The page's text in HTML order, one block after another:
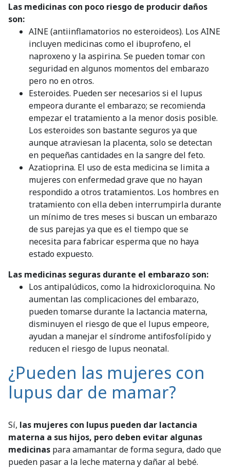
Las medicinas con poco riesgo de producir daños
son:
AINE (antiinflamatorios no esteroideos). Los AINE
incluyen medicinas como el ibuprofeno, el
naproxeno y la aspirina. Se pueden tomar con
seguridad en algunos momentos del embarazo
pero no en otros.
Esteroides. Pueden ser necesarios si el lupus
empeora durante el embarazo; se recomienda
empezar el tratamiento a la menor dosis posible.
Los esteroides son bastante seguros ya que
aunque atraviesan la placenta, solo se detectan
en pequeñas cantidades en la sangre del feto.
Azatioprina. El uso de esta medicina se limita a
mujeres con enfermedad grave que no hayan
respondido a otros tratamientos. Los hombres en
tratamiento con ella deben interrumpirla durante
un mínimo de tres meses si buscan un embarazo
de sus parejas ya que es el tiempo que se
necesita para fabricar esperma que no haya
estado expuesto.
Las medicinas seguras durante el embarazo son:
Los antipalúdicos, como la hidroxicloroquina. No
aumentan las complicaciones del embarazo,
pueden tomarse durante la lactancia materna,
disminuyen el riesgo de que el lupus empeore,
ayudan a manejar el síndrome antifosfolípido y
reducen el riesgo de lupus neonatal.
¿Pueden las mujeres con
lupus dar de mamar?
Sí, las mujeres con lupus pueden dar lactancia
materna a sus hijos, pero deben evitar algunas
medicinas para amamantar de forma segura, dado que
pueden pasar a la leche materna y dañar al bebé.